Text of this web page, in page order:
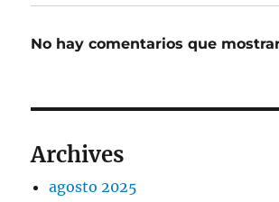
No hay comentarios que
Archives
agosto 2025